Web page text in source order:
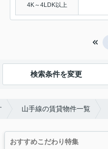
4K～4LDK以上
検索条件を変更
山手線の賃貸物件一覧
おすすめこだわり特集